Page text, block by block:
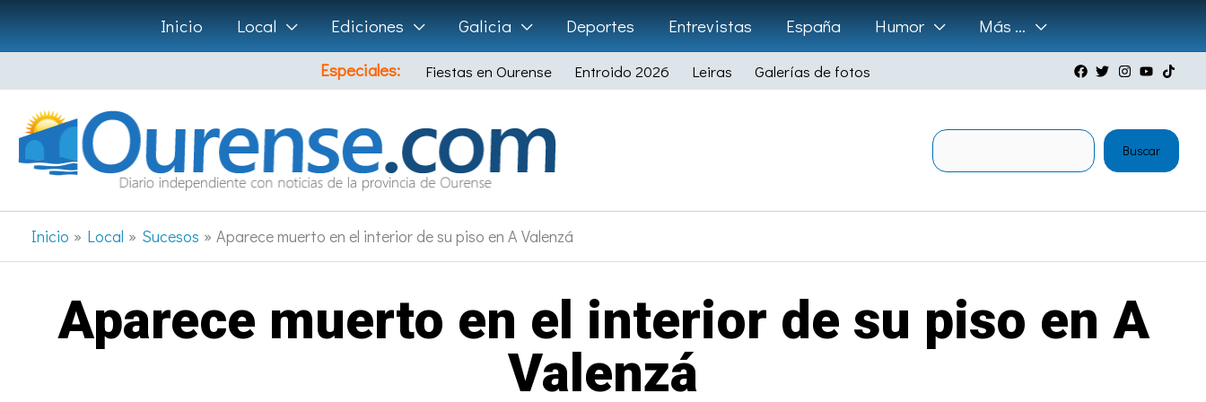
Ir
al
contenido
Inicio Local Ediciones Galicia Deportes Entrevistas España Humor
Más …
Especiales:
Fiestas en Ourense Entroido 2026 Leiras Galerías de fotos
Buscar
Inicio Local Sucesos Aparece muerto en el interior de su piso en A Valenzá
Aparece muerto en el interior de su piso en A
Valenzá